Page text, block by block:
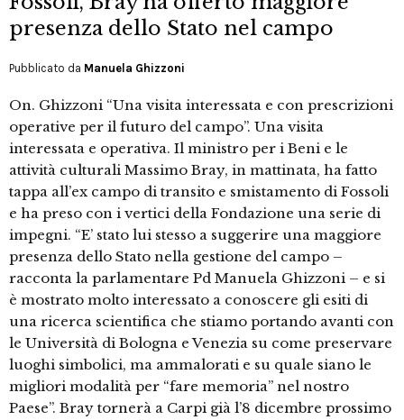
presenza dello Stato nel campo
Pubblicato da Manuela Ghizzoni
On. Ghizzoni “Una visita interessata e con prescrizioni
operative per il futuro del campo”. Una visita
interessata e operativa. Il ministro per i Beni e le
attività culturali Massimo Bray, in mattinata, ha fatto
tappa all’ex campo di transito e smistamento di Fossoli
e ha preso con i vertici della Fondazione una serie di
impegni. “E’ stato lui stesso a suggerire una maggiore
presenza dello Stato nella gestione del campo –
racconta la parlamentare Pd Manuela Ghizzoni – e si
è mostrato molto interessato a conoscere gli esiti di
una ricerca scientifica che stiamo portando avanti con
le Università di Bologna e Venezia su come preservare
luoghi simbolici, ma ammalorati e su quale siano le
migliori modalità per “fare memoria” nel nostro
Paese”. Bray tornerà a Carpi già l’8 dicembre prossimo